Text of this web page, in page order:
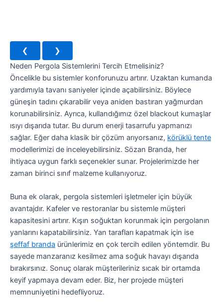
❮
❯
Neden Pergola Sistemlerini Tercih Etmelisiniz?
Öncelikle bu sistemler konforunuzu artırır. Uzaktan kumanda
yardımıyla tavanı saniyeler içinde açabilirsiniz. Böylece
güneşin tadını çıkarabilir veya aniden bastıran yağmurdan
korunabilirsiniz. Ayrıca, kullandığımız özel blackout kumaşlar
ısıyı dışarıda tutar. Bu durum enerji tasarrufu yapmanızı
sağlar. Eğer daha klasik bir çözüm arıyorsanız, körüklü tente
modellerimizi de inceleyebilirsiniz. Sözan Branda, her
ihtiyaca uygun farklı seçenekler sunar. Projelerimizde her
zaman birinci sınıf malzeme kullanıyoruz.
Buna ek olarak, pergola sistemleri işletmeler için büyük
avantajdır. Kafeler ve restoranlar bu sistemle müşteri
kapasitesini artırır. Kışın soğuktan korunmak için pergolanın
yanlarını kapatabilirsiniz. Yan tarafları kapatmak için ise
şeffaf branda ürünlerimiz en çok tercih edilen yöntemdir. Bu
sayede manzaranız kesilmez ama soğuk havayı dışarıda
bırakırsınız. Sonuç olarak müşterileriniz sıcak bir ortamda
keyif yapmaya devam eder. Biz, her projede müşteri
memnuniyetini hedefliyoruz.